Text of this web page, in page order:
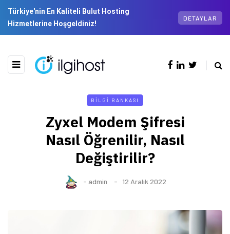
Türkiye'nin En Kaliteli Bulut Hosting
Hizmetlerine Hoşgeldiniz!
DETAYLAR
BILGI BANKASI
Zyxel Modem Şifresi
Nasıl Öğrenilir, Nasıl
Değiştirilir?
- admin 12 Aralık 2022